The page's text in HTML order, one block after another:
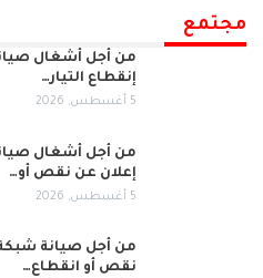
مجتمع
من أجل أشغال
إنقطاع التيار…
5 أغسطس, 2026
من أجل أشغال
إعلان عن نقص أو…
5 أغسطس, 2026
من أجل صيانة
نقص أو انقطاع…